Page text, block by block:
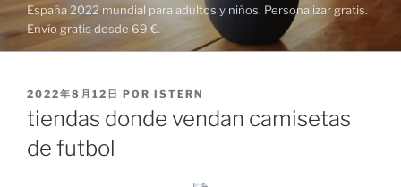
España 2022 mundial para adultos y niños. Personalizar gratis.
Envío gratis desde 69 €.
PUBLICADO
EL
2022年8月12日 POR ISTERN
tiendas donde vendan camisetas
de futbol